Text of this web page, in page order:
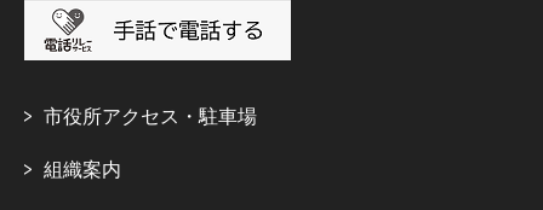
市役所アクセス・駐車場
組織案内